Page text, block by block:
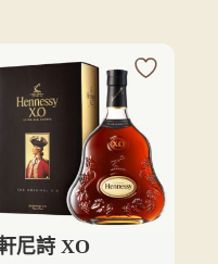
尼詩 XO